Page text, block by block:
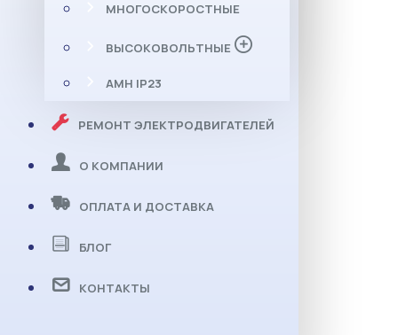
МНОГОСКОРОСТНЫЕ
ВЫСОКОВОЛЬТНЫЕ
АМН IP23
РЕМОНТ ЭЛЕКТРОДВИГАТЕЛЕЙ
О КОМПАНИИ
ОПЛАТА И ДОСТАВКА
БЛОГ
КОНТАКТЫ